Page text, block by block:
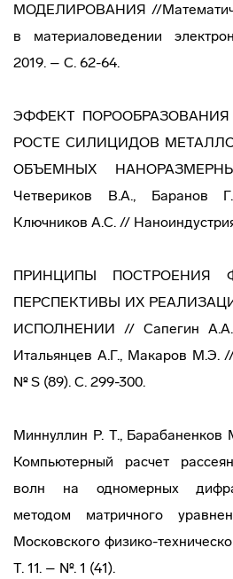
МОДЕЛИРОВАНИЯ //
в материаловедении
2019. – С. 62-64.
ЭФФЕКТ
РОСТЕ СИЛИЦИДОВ
ОБЪЕМНЫХ
Четвериков В.А., Баранов
Ключников А.С. //
ПРИНЦИПЫ
ПЕРСПЕКТИВЫ ИХ
ИСПОЛНЕНИИ // Сапегин
Итальянцев А.Г., Макаров М.Э.
№ S (89). С. 299-300.
Миннуллин Р. Т.,
Компьютерный расчет
волн на одномерных
методом матричного
Московского физико-
Т. 11. – №. 1 (41).